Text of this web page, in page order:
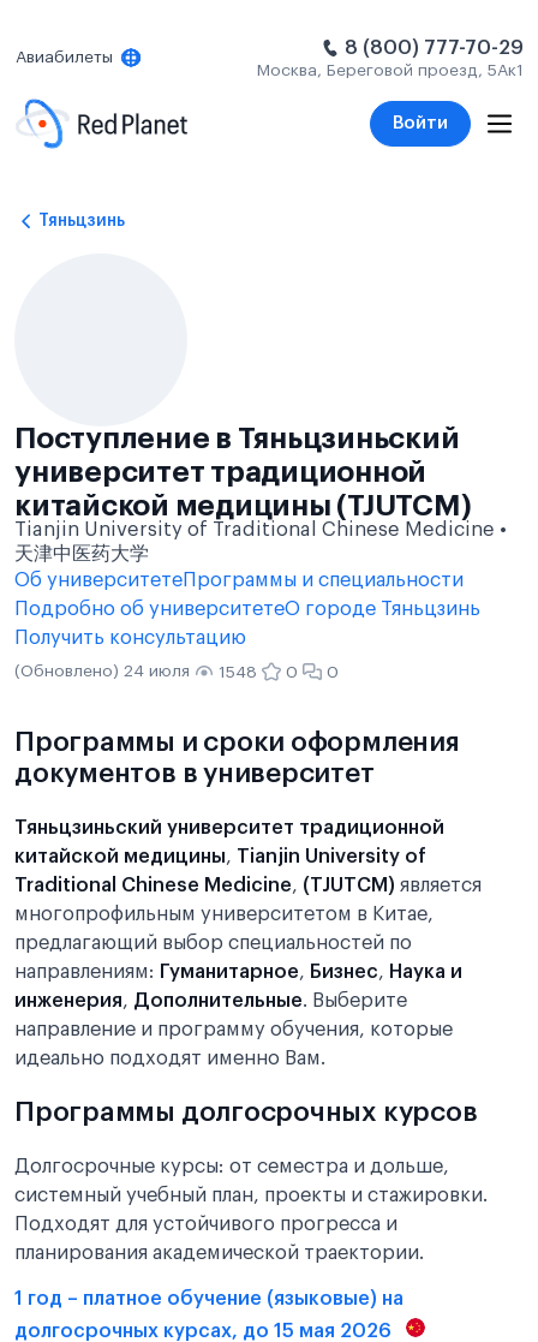
Авиабилеты 8 (800) 777-70-29
Москва, Береговой проезд, 5Ак1
Войти
Тяньцзинь
Поступление в Тяньцзиньский
университет традиционной
китайской медицины (TJUTCM)
Tianjin University of Traditional Chinese Medicine •
天津中医药大学
Об университетеПрограммы и специальности
Подробно об университетеО городе Тяньцзинь
Получить консультацию
(Обновлено) 24 июля 1548 0 0
Программы и сроки оформления
документов в университет
Тяньцзиньский университет традиционной
китайской медицины, Tianjin University of
Traditional Chinese Medicine, (TJUTCM) является
многопрофильным университетом в Китае,
предлагающий выбор специальностей по
направлениям: Гуманитарное, Бизнес, Наука и
инженерия, Дополнительные. Выберите
направление и программу обучения, которые
идеально подходят именно Вам.
Программы долгосрочных курсов
Долгосрочные курсы: от семестра и дольше,
системный учебный план, проекты и стажировки.
Подходят для устойчивого прогресса и
планирования академической траектории.
1 год – платное обучение (языковые) на
долгосрочных курсах, до 15 мая 2026